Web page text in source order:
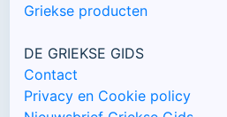
Griekse producten
DE GRIEKSE GIDS
Contact
Privacy en Cookie policy